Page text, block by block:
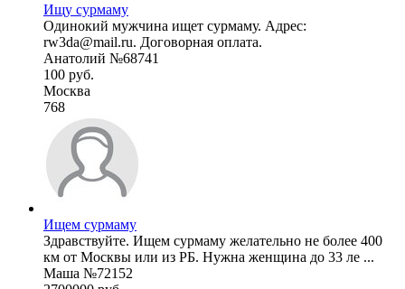
Ищу сурмаму
Одинокий мужчина ищет сурмаму. Адрес:
rw3da@mail.ru. Договорная оплата.
Анатолий №68741
100 руб.
Москва
768
Ищем сурмаму
Здравствуйте. Ищем сурмаму желательно не более 400
км от Москвы или из РБ. Нужна женщина до 33 ле ...
Маша №72152